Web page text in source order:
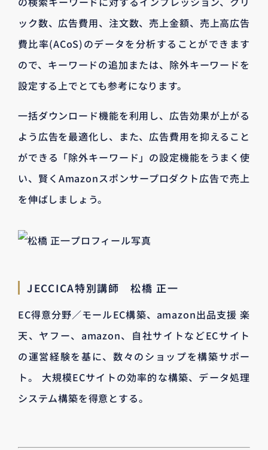
ック数、広告費用、注文数、売上金額、売上高広告
費比率(ACoS)のデータを分析することができます
ので、キーワードの追加または、除外キーワードを
設定する上でとても参考になります。
一括ダウンロード機能を利用し、広告効果が上がる
よう広告を最適化し、また、広告費用を抑えること
ができる「除外キーワード」の設定機能をうまく使
い、賢くAmazonスポンサープロダクト広告で売上
を伸ばしましょう。
JECCICA特別講師 松橋 正一
EC得意分野／モールEC構築、amazon出品支援 楽
天、ヤフー、amazon、自社サイトなどECサイト
の運営経験を基に、数々のショップを構築サポー
ト。 大規模ECサイトの効率的な構築、データ処理
システム構築を得意とする。